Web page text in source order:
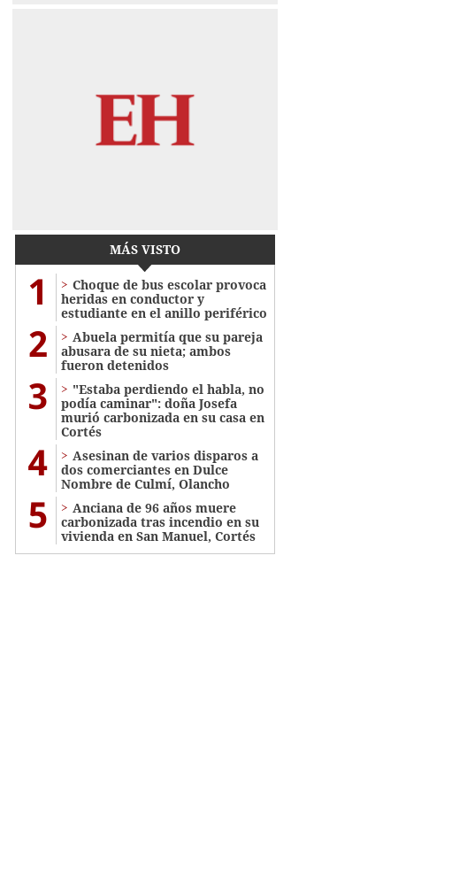
MÁS VISTO
1
Choque de bus escolar provoca
heridas en conductor y
estudiante en el anillo periférico
2
Abuela permitía que su pareja
abusara de su nieta; ambos
fueron detenidos
3
"Estaba perdiendo el habla, no
podía caminar": doña Josefa
murió carbonizada en su casa en
Cortés
4
Asesinan de varios disparos a
dos comerciantes en Dulce
Nombre de Culmí, Olancho
5
Anciana de 96 años muere
carbonizada tras incendio en su
vivienda en San Manuel, Cortés